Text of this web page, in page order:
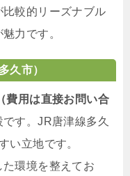
較的リーズナブル
力です。
久市）
費用は直接お問い合
す。JR唐津線多久
い立地です。
た環境を整えてお